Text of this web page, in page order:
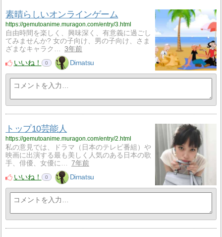
素晴らしいオンラインゲーム
https://gemutoanime.muragon.com/entry/3.html
自由時間を楽しく、興味深く、有意義に過ごし
てみませんか? 女の子向け、男の子向け、さま
ざまなキャラク…
3年前
いいね！
0 Dimatsu
トップ10芸能人
https://gemutoanime.muragon.com/entry/2.html
私の意見では、ドラマ（日本のテレビ番組）や
映画に出演する最も美しく人気のある日本の歌
手、俳優、女優に…
7年前
いいね！
0 Dimatsu